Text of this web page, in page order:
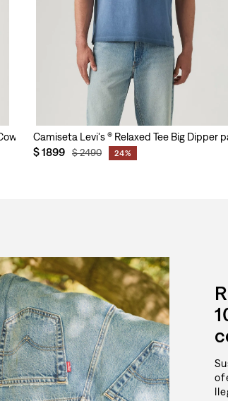
para Hombre
Camiseta Levi's ® Relaxed Tee Big Dipper
$1899 $2490 24%